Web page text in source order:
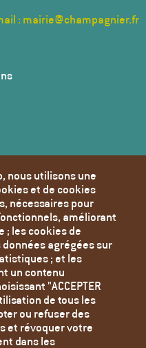
: mairie@champagnier.fr
nous utilisons une
et de cookies
nécessaires pour
améliorant
; les cookies de
agrégées sur
; et les
un contenu
"ACCEPTER
de tous les
ou refuser des
et révoquer votre
dans les